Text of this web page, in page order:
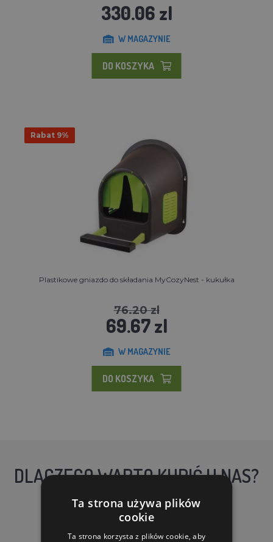
330.06 zl
W MAGAZYNIE
DO KOSZYKA
Rabat 9%
Plastikowe gniazdo do składania MyCozyNest - kukułka
76.20 zl
69.67 zl
W MAGAZYNIE
DO KOSZYKA
DLACZEGO WARTO KUPIĆ U NAS?
Ta strona używa plików
cookie
Ta strona korzysta z plików cookie, aby